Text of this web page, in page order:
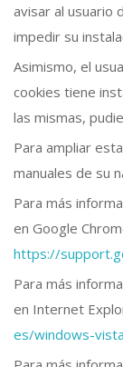
avisar al usuario
impedir su
Asimismo, el
cookies tiene
las mismas,
Para ampliar
manuales de su
Para más
en Google
https://
Para más
en Internet
es/windows-